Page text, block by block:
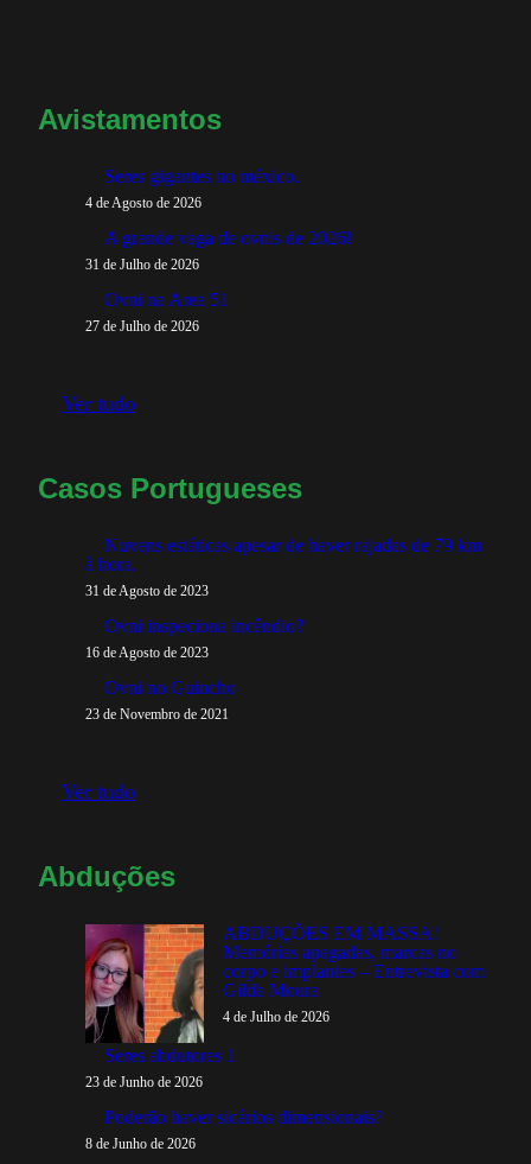
Avistamentos
Seres gigantes no méxico.
4 de Agosto de 2026
A grande vaga de ovnis de 2026!
31 de Julho de 2026
Ovni na Area 51
27 de Julho de 2026
Ver tudo
Casos Portugueses
Nuvens estáticas apesar de haver rajadas de 79 km
à hora.
31 de Agosto de 2023
Ovni inspeciona incêndio?
16 de Agosto de 2023
Ovni no Guincho
23 de Novembro de 2021
Ver tudo
Abduções
ABDUÇÕES EM MASSA!
Memórias apagadas, marcas no
corpo e implantes – Entrevista com
Gilda Moura
4 de Julho de 2026
Seres abdutores 1
23 de Junho de 2026
Poderão haver sicários dimensionais?
8 de Junho de 2026